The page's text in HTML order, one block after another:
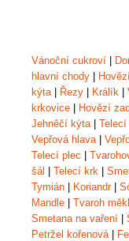
Vánoční cukroví |
hlavní chody |
kýta | Řezy | Králík |
krkovice | Hovězí
Jehněčí kýta |
Vepřová hlava |
Telecí plec |
šál | Telecí krk |
Tymián | Koriandr|
Mandle | Tvaroh
Smetana na vaření |
Petržel kořenová |